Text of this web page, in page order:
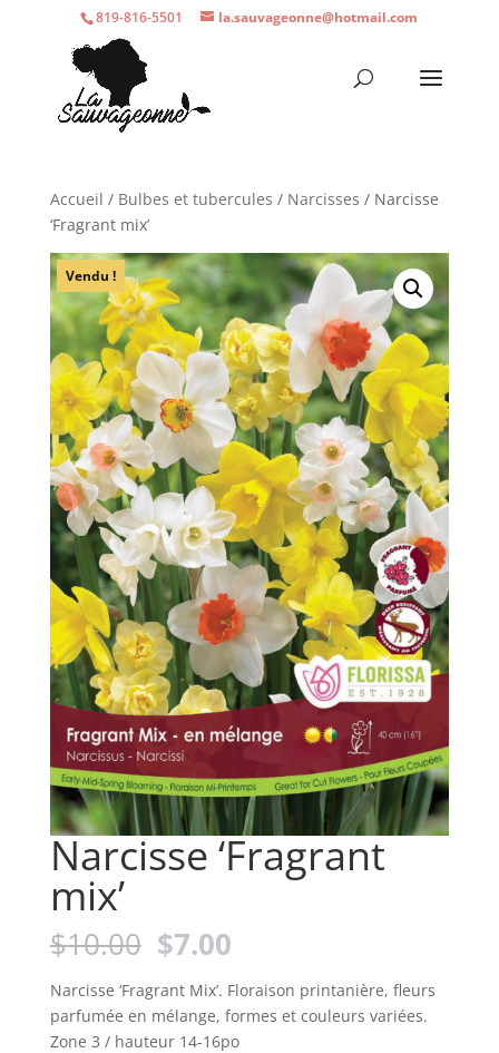
819-816-5501 la.sauvageonne@hotmail.com
Accueil / Bulbes et tubercules / Narcisses / Narcisse
‘Fragrant mix’
Vendu !
Narcisse ‘Fragrant
mix’
$10.00 Le
prix
initial
était :
$10.00.
$7.00Le
actuel
est :
$7.00.
Narcisse ‘Fragrant Mix’. Floraison printanière, fleurs
parfumée en mélange, formes et couleurs variées.
Zone 3 / hauteur 14-16po